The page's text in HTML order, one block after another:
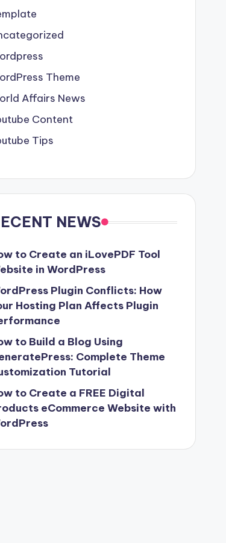
Theme
Affairs News
Content
Tips
NEWS
to Create an iLovePDF Tool
in WordPress
Plugin Conflicts: How
Hosting Plan Affects Plugin
to Build a Blog Using
Complete Theme
Tutorial
to Create a FREE Digital
eCommerce Website with